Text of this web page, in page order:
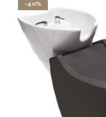
-40%